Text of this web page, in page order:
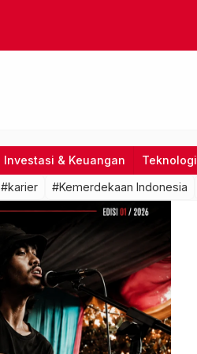
Investasi & Keuangan Teknologi
#karier #Kemerdekaan Indonesia